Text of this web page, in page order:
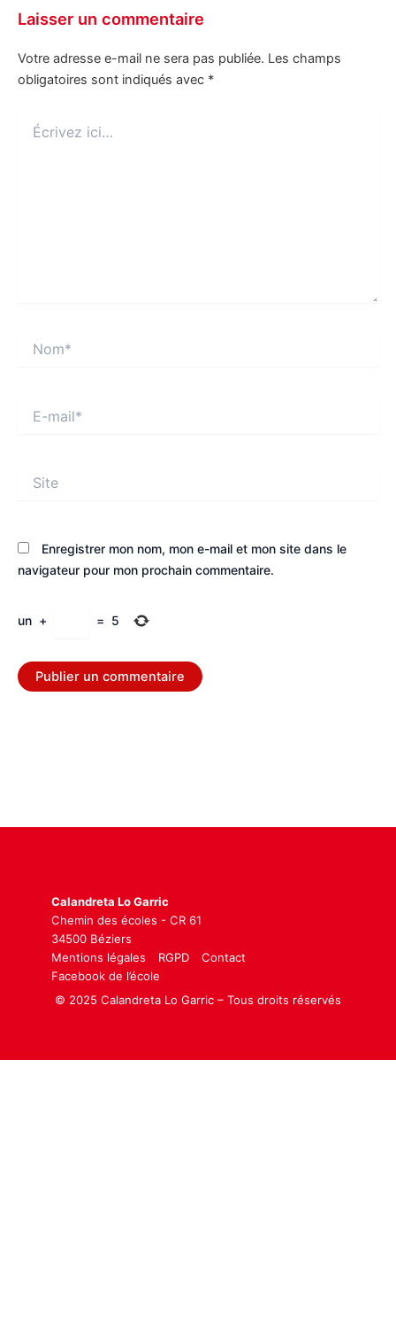
Laisser un commentaire
Votre adresse e-mail ne sera pas publiée. Les champs
obligatoires sont indiqués avec *
ici…
mail*
Enregistrer mon nom, mon e-mail et mon site dans le
navigateur pour mon prochain commentaire.
un + = 5
Calandreta Lo Garric
Chemin des écoles - CR 61
34500 Béziers
Mentions légales
RGPD
Contact
Facebook de l’école
© 2025 Calandreta Lo Garric – Tous droits réservés